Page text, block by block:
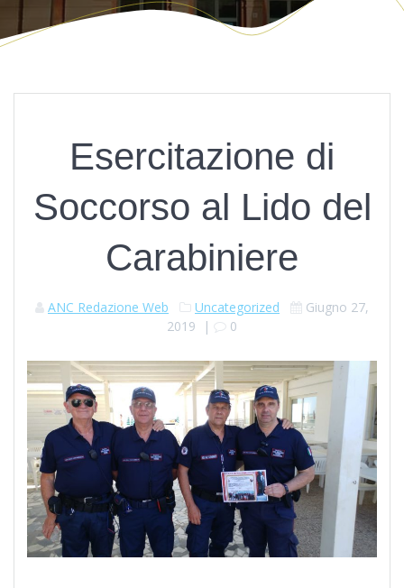
Esercitazione di
Soccorso al Lido del
Carabiniere
ANC Redazione Web Uncategorized
Giugno 27,
2019 | 0